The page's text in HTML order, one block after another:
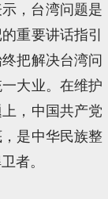
，台湾问题是
重要讲话指引
把解决台湾问
大业。在维护
，中国共产党
是中华民族整
者。